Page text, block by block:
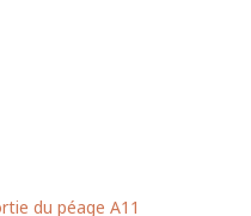
du péage A11